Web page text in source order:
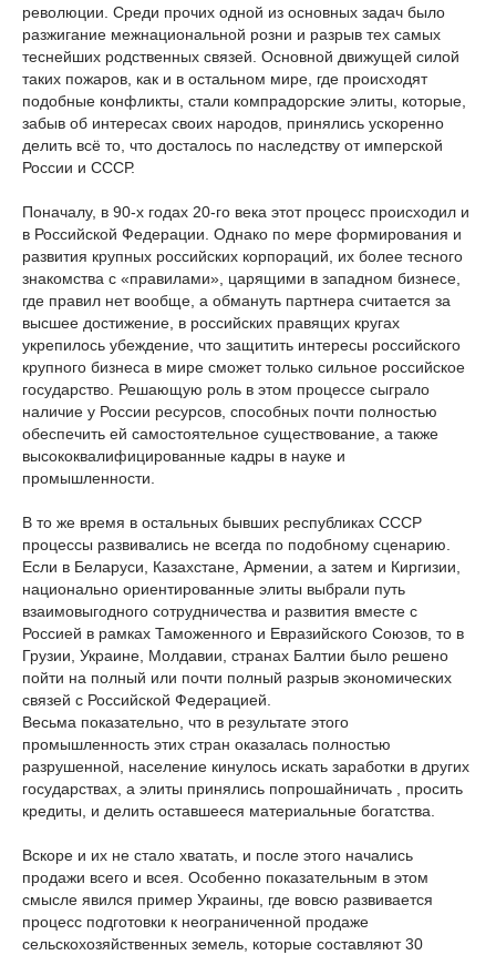
революции. Среди прочих одной из основных задач было
разжигание межнациональной розни и разрыв тех самых
теснейших родственных связей. Основной движущей силой
таких пожаров, как и в остальном мире, где происходят
подобные конфликты, стали компрадорские элиты, которые,
забыв об интересах своих народов, принялись ускоренно
делить всё то, что досталось по наследству от имперской
России и СССР.
Поначалу, в 90-х годах 20-го века этот процесс происходил и
в Российской Федерации. Однако по мере формирования и
развития крупных российских корпораций, их более тесного
знакомства с «правилами», царящими в западном бизнесе,
где правил нет вообще, а обмануть партнера считается за
высшее достижение, в российских правящих кругах
укрепилось убеждение, что защитить интересы российского
крупного бизнеса в мире сможет только сильное российское
государство. Решающую роль в этом процессе сыграло
наличие у России ресурсов, способных почти полностью
обеспечить ей самостоятельное существование, а также
высококвалифицированные кадры в науке и
промышленности.
В то же время в остальных бывших республиках СССР
процессы развивались не всегда по подобному сценарию.
Если в Беларуси, Казахстане, Армении, а затем и Киргизии,
национально ориентированные элиты выбрали путь
взаимовыгодного сотрудничества и развития вместе с
Россией в рамках Таможенного и Евразийского Союзов, то в
Грузии, Украине, Молдавии, странах Балтии было решено
пойти на полный или почти полный разрыв экономических
связей с Российской Федерацией.
Весьма показательно, что в результате этого
промышленность этих стран оказалась полностью
разрушенной, население кинулось искать заработки в других
государствах, а элиты принялись попрошайничать , просить
кредиты, и делить оставшееся материальные богатства.
Вскоре и их не стало хватать, и после этого начались
продажи всего и всея. Особенно показательным в этом
смысле явился пример Украины, где вовсю развивается
процесс подготовки к неограниченной продаже
сельскохозяйственных земель, которые составляют 30